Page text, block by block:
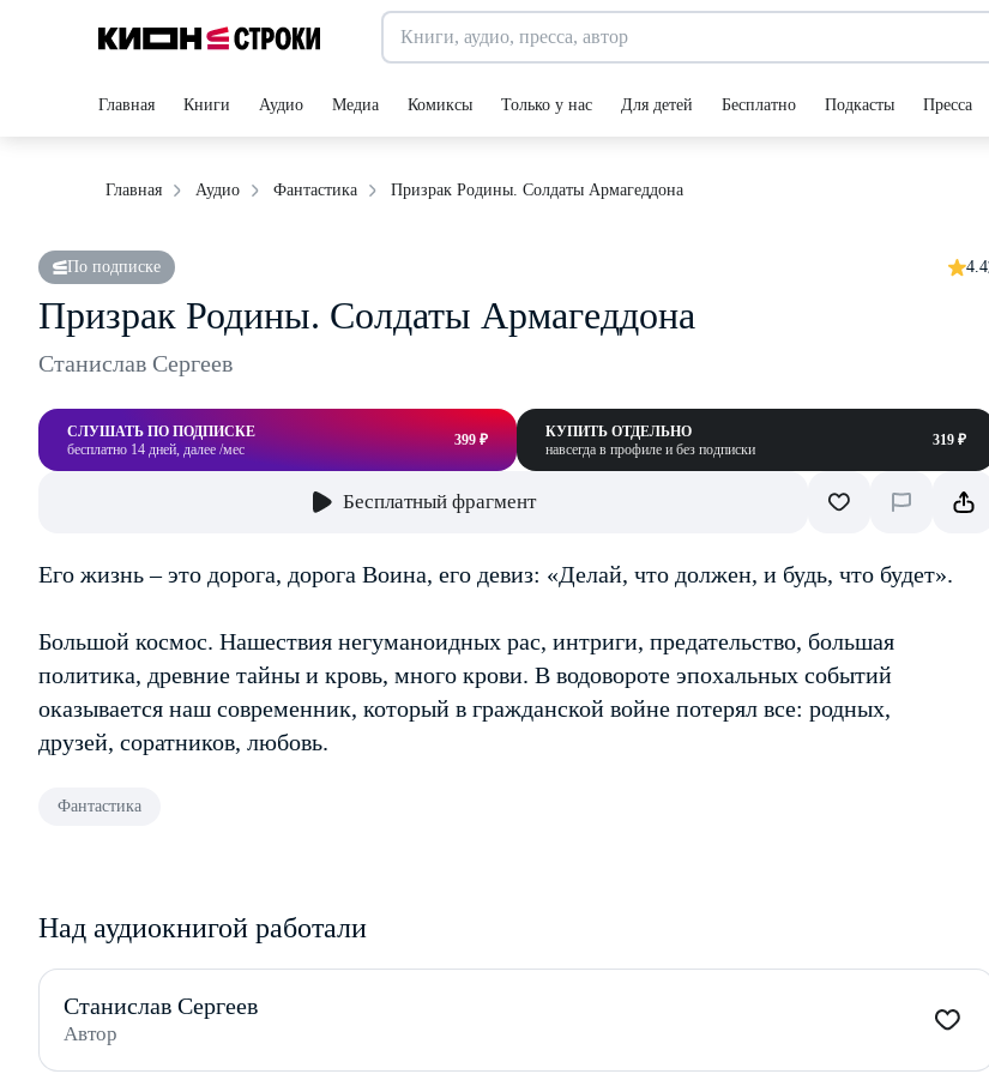
Главная Книги Аудио Медиа Комиксы Только у нас Для детей Бесплатно Подкасты Пресса
Главная Аудио Фантастика Призрак Родины. Солдаты Армагеддона
По подписке 4.4
Призрак Родины. Солдаты Армагеддона
Станислав Сергеев
СЛУШАТЬ ПО ПОДПИСКЕ
бесплатно 14 дней, далее /мес
399 ₽
КУПИТЬ ОТДЕЛЬНО
навсегда в профиле и без подписки
319 ₽
Бесплатный фрагмент
Его жизнь – это дорога, дорога Воина, его девиз: «Делай, что должен, и будь, что будет».
Большой космос. Нашествия негуманоидных рас, интриги, предательство, большая
политика, древние тайны и кровь, много крови. В водовороте эпохальных событий
оказывается наш современник, который в гражданской войне потерял все: родных,
друзей, соратников, любовь.
Фантастика
Над аудиокнигой работали
Станислав Сергеев
Автор